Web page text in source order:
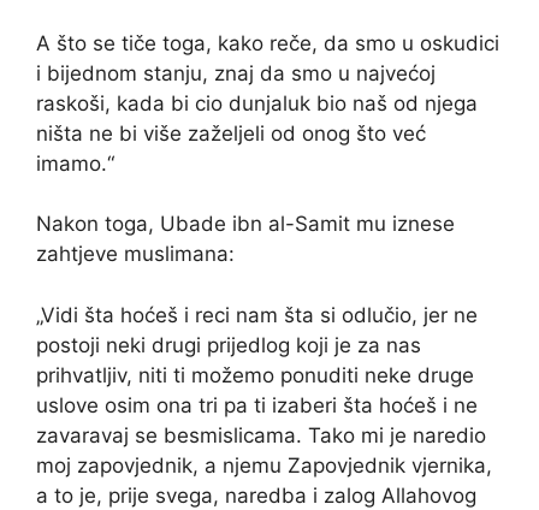
A što se tiče toga, kako reče, da smo u oskudici
i bijednom stanju, znaj da smo u najvećoj
raskoši, kada bi cio dunjaluk bio naš od njega
ništa ne bi više zaželjeli od onog što već
imamo.“
Nakon toga, Ubade ibn al-Samit mu iznese
zahtjeve muslimana:
„Vidi šta hoćeš i reci nam šta si odlučio, jer ne
postoji neki drugi prijedlog koji je za nas
prihvatljiv, niti ti možemo ponuditi neke druge
uslove osim ona tri pa ti izaberi šta hoćeš i ne
zavaravaj se besmislicama. Tako mi je naredio
moj zapovjednik, a njemu Zapovjednik vjernika,
a to je, prije svega, naredba i zalog Allahovog